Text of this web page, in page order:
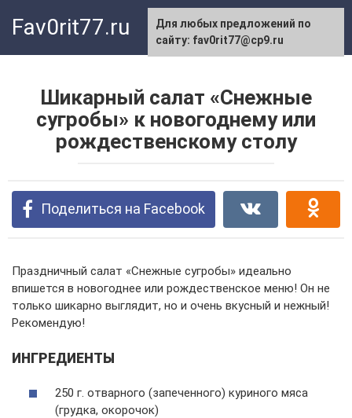
Fav0rit77.ru
Шикарный салат «Снежные
сугробы» к новогоднему или
рождественскому столу
Поделиться на Facebook
Праздничный салат «Снежные сугробы» идеально
впишется в новогоднее или рождественское меню! Он не
только шикарно выглядит, но и очень вкусный и нежный!
Рекомендую!
ИНГРЕДИЕНТЫ
250 г. отварного (запеченного) куриного мяса
(грудка, окорочок)
Для любых предложений по
сайту: fav0rit77@cp9.ru